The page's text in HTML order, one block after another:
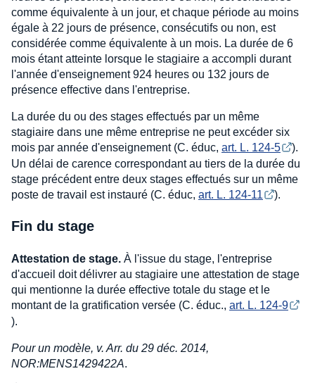
comme équivalente à un jour, et chaque période au moins
égale à 22 jours de présence, consécutifs ou non, est
considérée comme équivalente à un mois. La durée de 6
mois étant atteinte lorsque le stagiaire a accompli durant
l'année d'enseignement 924 heures ou 132 jours de
présence effective dans l'entreprise.
La durée du ou des stages effectués par un même
stagiaire dans une même entreprise ne peut excéder six
mois par année d'enseignement (C. éduc, art. L. 124-5
).
Un délai de carence correspondant au tiers de la durée du
stage précédent entre deux stages effectués sur un même
poste de travail est instauré (C. éduc, art. L. 124-11 ).
Fin du stage
Attestation de stage. À l'issue du stage, l'entreprise
d'accueil doit délivrer au stagiaire une attestation de stage
qui mentionne la durée effective totale du stage et le
montant de la gratification versée (C. éduc., art. L. 124-9
).
Pour un modèle, v. Arr. du 29 déc. 2014,
NOR:MENS1429422A.